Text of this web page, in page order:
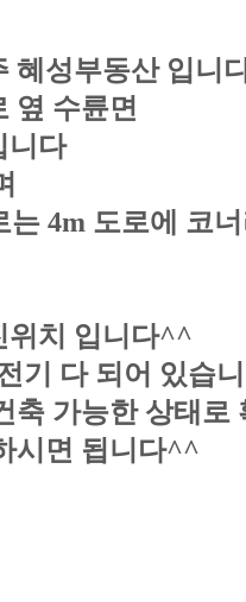
혜성부동산 입니
옆 수륜면
니다
4m 도로에 코
위치 입니다^^
기 다 되어 있습
축 가능한 상태로
시면 됩니다^^